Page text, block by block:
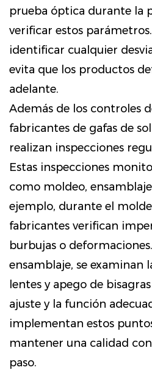
prueba óptica durante la
verificar estos
identificar cualquier
evita que los productos
adelante.
Además de los controles
fabricantes de gafas de
realizan inspecciones
Estas inspecciones
como moldeo,
ejemplo, durante el
fabricantes verifican
burbujas o
ensamblaje, se examinan
lentes y apego de
ajuste y la función
implementan estos
mantener una calidad
paso.